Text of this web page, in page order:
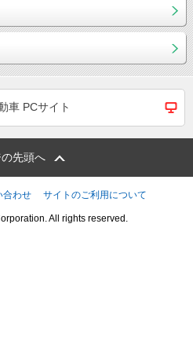
車 PCサイト
先頭へ
合わせ サイトのご利用について
All rights reserved.